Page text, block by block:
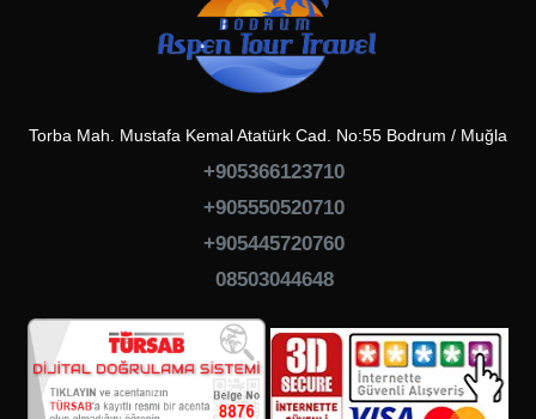
Torba Mah. Mustafa Kemal Atatürk Cad. No:55 Bodrum / Muğla
+905366123710
+905550520710
+905445720760
08503044648